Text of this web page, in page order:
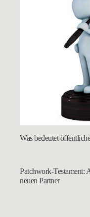
Was bedeutet
Patchwork-Testament:
neuen Partner